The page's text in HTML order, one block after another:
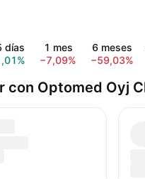
días
1 mes
−7,09%
6 meses
−59,03%
con Optomed Oyj